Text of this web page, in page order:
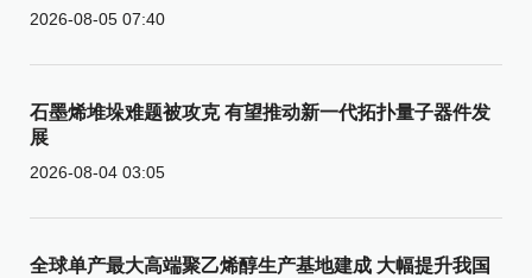
2026-08-05 07:40
石墨烯堆垛难题被攻克 有望推动新一代拓扑量子器件发
展
2026-08-04 03:05
全球单产最大高端聚乙烯醇生产基地建成 大幅提升我国